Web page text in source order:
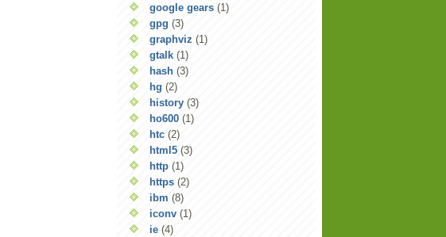
google gears (1)
gpg (3)
graphviz (1)
gtalk (1)
hash (3)
hg (2)
history (3)
ho600 (1)
htc (2)
html5 (3)
http (1)
https (2)
ibm (8)
iconv (1)
ie (4)